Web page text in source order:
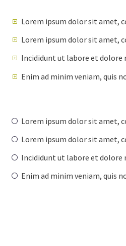
Lorem ipsum dolor sit amet,
Lorem ipsum dolor sit amet,
Incididunt ut labore et dolore
Enim ad minim veniam, quis
Lorem ipsum dolor sit amet,
Lorem ipsum dolor sit amet,
Incididunt ut labore et dolore
Enim ad minim veniam, quis